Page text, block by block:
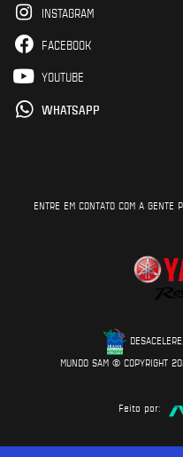
INSTAGRAM
FACEBOOK
YOUTUBE
WHATSAPP
ENTRE EM CONTATO COM A GENTE
MUNDO SAM © COPYRIGHT
Feito por: